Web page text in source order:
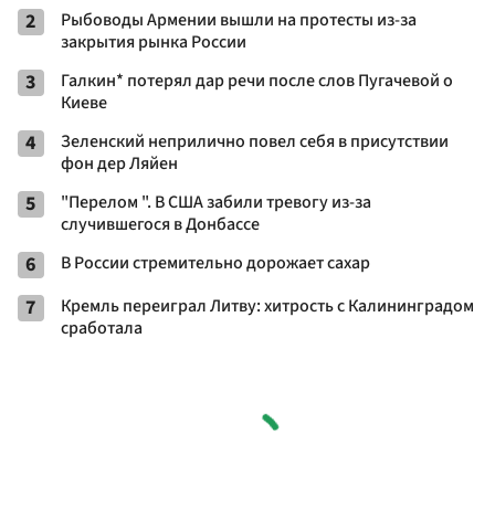
2
Рыбоводы Армении вышли на протесты из-за
закрытия рынка России
3
Галкин* потерял дар речи после слов Пугачевой о
Киеве
4
Зеленский неприлично повел cебя в присутствии
фон дер Ляйен
5
"Перелом ". В США забили тревогу из-за
случившегося в Донбассе
6 В России стремительно дорожает сахар
7
Кремль переиграл Литву: хитрость с Калининградом
сработала